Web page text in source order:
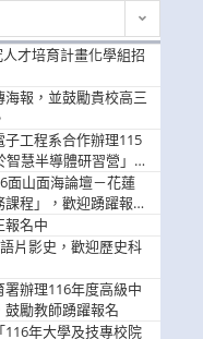
才培育計畫化學組招
報，並鼓勵貴校高三
工程系合作辦理115
慧半導體研習營」，
面山面海論壇－花蓮
程」，歡迎踴躍報名
報名中
片影史，歡迎歷史科
辦理116年度高級中
勵教師踴躍報名
年大學及技專校院